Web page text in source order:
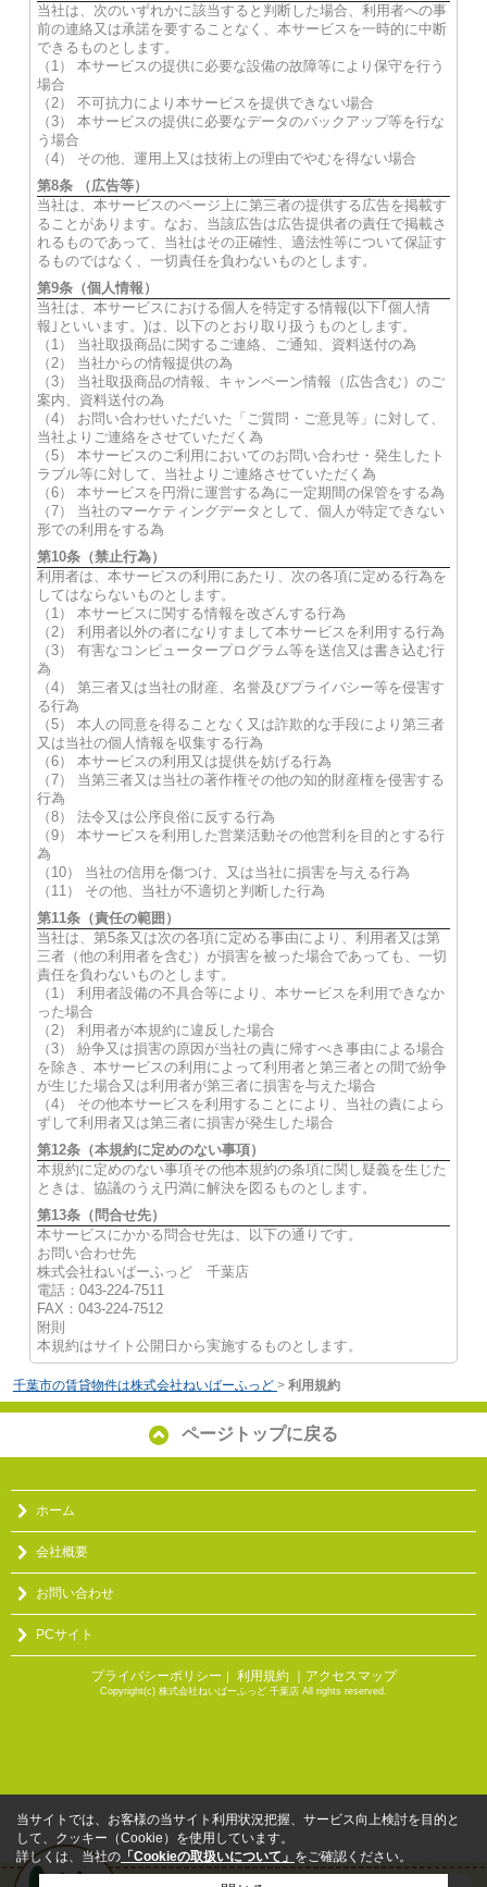
当社は、次のいずれかに該当すると判断した場合、利用者への事
前の連絡又は承諾を要することなく、本サービスを一時的に中断
できるものとします。
（1） 本サービスの提供に必要な設備の故障等により保守を行う
場合
（2） 不可抗力により本サービスを提供できない場合
（3） 本サービスの提供に必要なデータのバックアップ等を行な
う場合
（4） その他、運用上又は技術上の理由でやむを得ない場合
第8条 （広告等）
当社は、本サービスのページ上に第三者の提供する広告を掲載す
ることがあります。なお、当該広告は広告提供者の責任で掲載さ
れるものであって、当社はその正確性、適法性等について保証す
るものではなく、一切責任を負わないものとします。
第9条（個人情報）
当社は、本サービスにおける個人を特定する情報(以下｢個人情
報｣といいます。)は、以下のとおり取り扱うものとします。
（1） 当社取扱商品に関するご連絡、ご通知、資料送付の為
（2） 当社からの情報提供の為
（3） 当社取扱商品の情報、キャンペーン情報（広告含む）のご
案内、資料送付の為
（4） お問い合わせいただいた「ご質問・ご意見等」に対して、
当社よりご連絡をさせていただく為
（5） 本サービスのご利用においてのお問い合わせ・発生したト
ラブル等に対して、当社よりご連絡させていただく為
（6） 本サービスを円滑に運営する為に一定期間の保管をする為
（7） 当社のマーケティングデータとして、個人が特定できない
形での利用をする為
第10条（禁止行為）
利用者は、本サービスの利用にあたり、次の各項に定める行為を
してはならないものとします。
（1） 本サービスに関する情報を改ざんする行為
（2） 利用者以外の者になりすまして本サービスを利用する行為
（3） 有害なコンピュータープログラム等を送信又は書き込む行
為
（4） 第三者又は当社の財産、名誉及びプライバシー等を侵害す
る行為
（5） 本人の同意を得ることなく又は詐欺的な手段により第三者
又は当社の個人情報を収集する行為
（6） 本サービスの利用又は提供を妨げる行為
（7） 当第三者又は当社の著作権その他の知的財産権を侵害する
行為
（8） 法令又は公序良俗に反する行為
（9） 本サービスを利用した営業活動その他営利を目的とする行
為
（10） 当社の信用を傷つけ、又は当社に損害を与える行為
（11） その他、当社が不適切と判断した行為
第11条（責任の範囲）
当社は、第5条又は次の各項に定める事由により、利用者又は第
三者（他の利用者を含む）が損害を被った場合であっても、一切
責任を負わないものとします。
（1） 利用者設備の不具合等により、本サービスを利用できなか
った場合
（2） 利用者が本規約に違反した場合
（3） 紛争又は損害の原因が当社の責に帰すべき事由による場合
を除き、本サービスの利用によって利用者と第三者との間で紛争
が生じた場合又は利用者が第三者に損害を与えた場合
（4） その他本サービスを利用することにより、当社の責によら
ずして利用者又は第三者に損害が発生した場合
第12条（本規約に定めのない事項）
本規約に定めのない事項その他本規約の条項に関し疑義を生じた
ときは、協議のうえ円満に解決を図るものとします。
第13条（問合せ先）
本サービスにかかる問合せ先は、以下の通りです。
お問い合わせ先
株式会社ねいばーふっど 千葉店
電話：043-224-7511
FAX：043-224-7512
附則
本規約はサイト公開日から実施するものとします。
千葉市の賃貸物件は株式会社ねいばーふっど > 利用規約
ページトップに戻る
ホーム
会社概要
お問い合わせ
PCサイト
プライバシーポリシー ｜ 利用規約 ｜アクセスマップ
Copyright(c) 株式会社ねいばーふっど 千葉店 All rights reserved.
当サイトでは、お客様の当サイト利用状況把握、サービス向上検討を目的と
して、クッキー（Cookie）を使用しています。
詳しくは、当社の 「Cookieの取扱いについて」 をご確認ください。